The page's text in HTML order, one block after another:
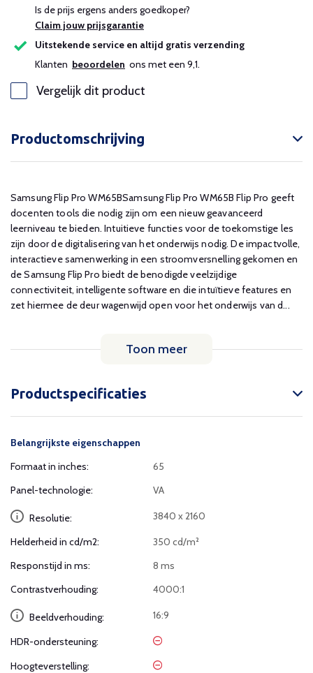
Is de prijs ergens anders goedkoper?
Claim jouw prijsgarantie
Uitstekende service en altijd gratis verzending
Klanten beoordelen ons met een 9,1.
Vergelijk dit product
Productomschrijving
Samsung Flip Pro WM65BSamsung Flip Pro WM65B Flip Pro geeft
docenten tools die nodig zijn om een ​​nieuw geavanceerd
leerniveau te bieden. Intuitieve functies voor de toekomstige les
zijn door de digitalisering van het onderwijs nodig. De impactvolle,
interactieve samenwerking in een stroomversnelling gekomen en
de Samsung Flip Pro biedt de benodigde veelzijdige
connectiviteit, intelligente software en die intuïtieve features en
zet hiermee de deur wagenwijd open voor het onderwijs van d...
Toon meer
Productspecificaties
Belangrijkste eigenschappen
Formaat in inches:
65
Panel-technologie:
VA
Resolutie: 3840 x 2160
Helderheid in cd/m2:
350 cd/m²
Responstijd in ms:
8 ms
Contrastverhouding:
4000:1
Beeldverhouding: 16:9
HDR-ondersteuning:
Hoogteverstelling: